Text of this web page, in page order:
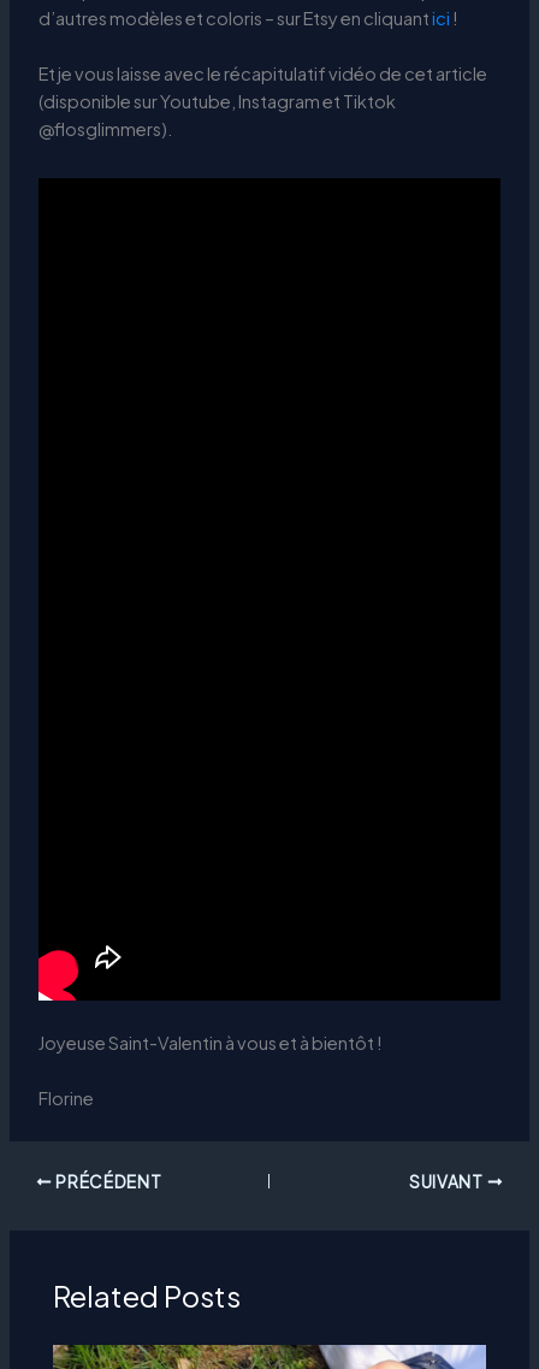
d’autres modèles et coloris – sur Etsy en cliquantici !
Et je vous laisse avec le récapitulatif vidéo de cet article
(disponible sur Youtube, Instagram et Tiktok
@flosglimmers).
Joyeuse Saint-Valentin à vous et à bientôt !
Florine
PRÉCÉDENT SUIVANT
Related Posts